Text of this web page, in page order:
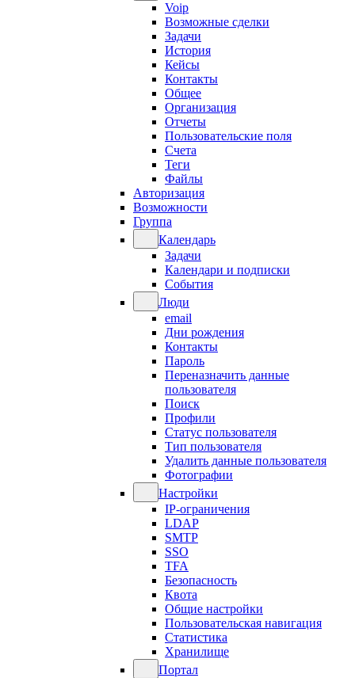
Voip
Возможные сделки
Задачи
История
Кейсы
Контакты
Общее
Организация
Отчеты
Пользовательские поля
Счета
Теги
Файлы
Авторизация
Возможности
Группа
Календарь
Задачи
Календари и подписки
События
Люди
email
Дни рождения
Контакты
Пароль
Переназначить данные
пользователя
Поиск
Профили
Статус пользователя
Тип пользователя
Удалить данные пользователя
Фотографии
Настройки
IP-ограничения
LDAP
SMTP
SSO
TFA
Безопасность
Квота
Общие настройки
Пользовательская навигация
Статистика
Хранилище
Портал